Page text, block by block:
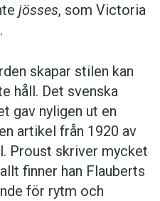
jösses, som Victoria
skapar stilen kan
håll. Det svenska
gav nyligen ut en
artikel från 1920 av
Proust skriver mycket
finner han Flauberts
för rytm och